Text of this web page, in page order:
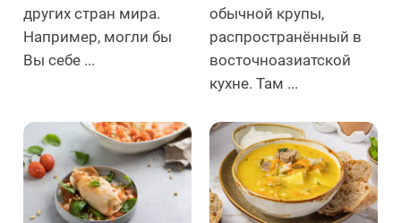
других стран мира.
Например, могли бы
Вы себе ...
обычной крупы,
распространённый в
восточноазиатской
кухне. Там ...